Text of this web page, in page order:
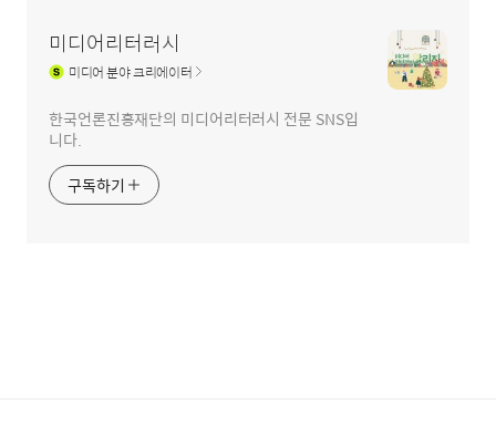
미디어리터러시
미디어분야 크리에이터
한국언론진흥재단의 미디어리터러시 전문 SNS입
니다.
구독하기